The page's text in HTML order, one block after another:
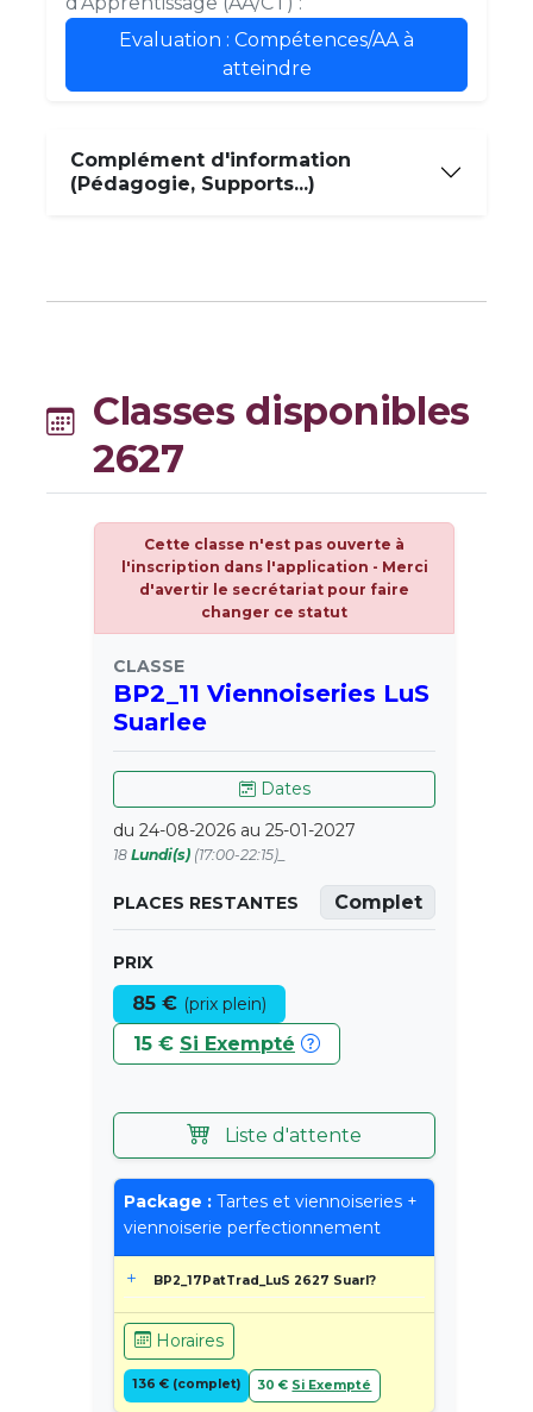
Evaluation : Compétences/AA à
atteindre
Complément d'information
(Pédagogie, Supports...)
Classes disponibles
2627
Cette classe n'est pas ouverte à
l'inscription dans l'application - Merci
d'avertir le secrétariat pour faire
changer ce statut
CLASSE
BP2_11 Viennoiseries LuS
Suarlee
Dates
du 24-08-2026 au 25-01-2027
18 Lundi(s) (17:00-22:15)_
PLACES RESTANTES Complet
PRIX
85 € (prix plein)
15 € Si Exempté
Liste d'attente
Package : Tartes et viennoiseries +
viennoiserie perfectionnement
BP2_17PatTrad_LuS 2627 Suarl?
Horaires
136 € (complet) 30 € Si Exempté